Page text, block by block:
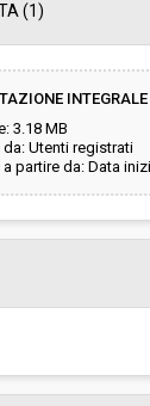
Gara in
del
(1)
3.18 MB
Utenti registrati
partire da: Data